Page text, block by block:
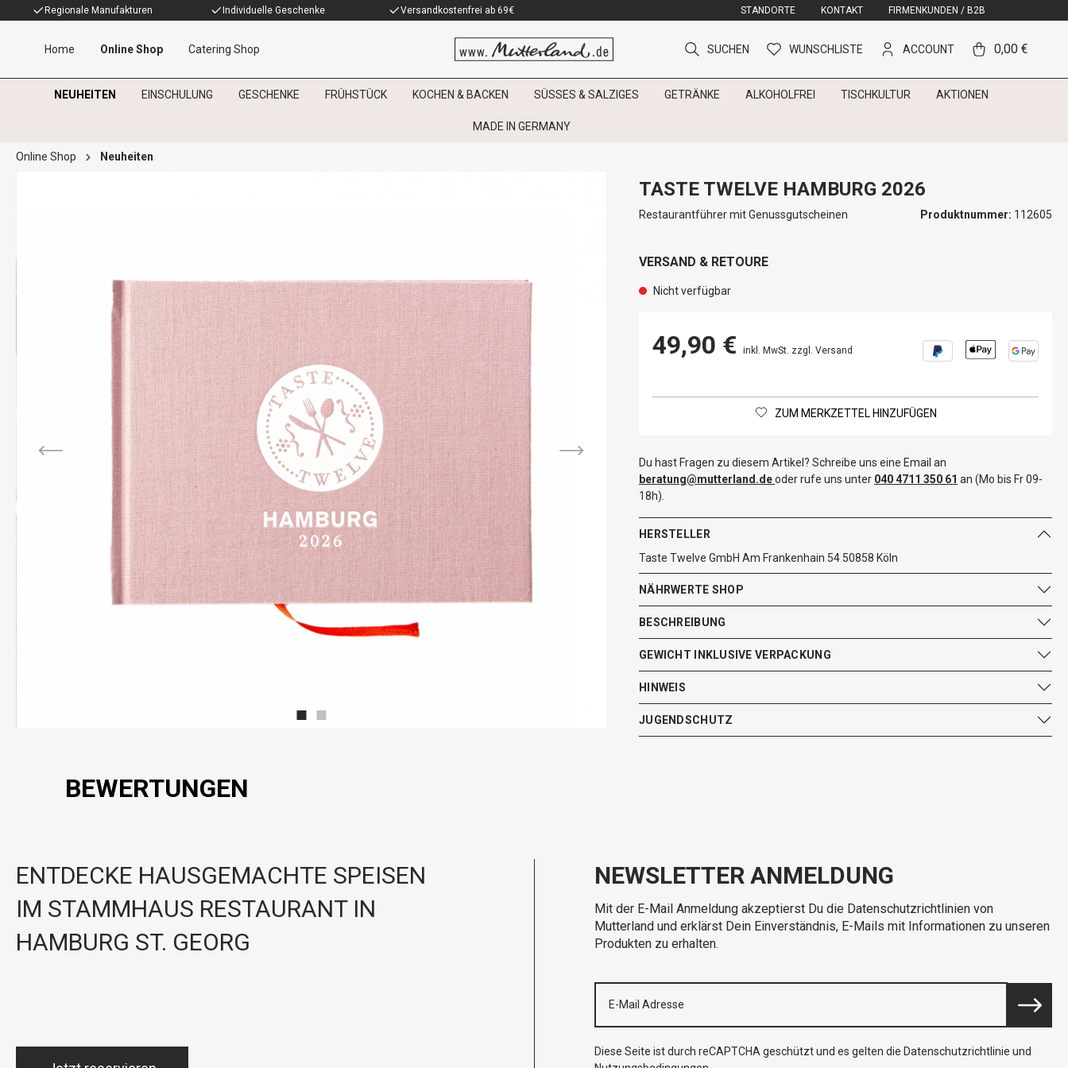
Regionale Manufakturen Individuelle Geschenke Versandkostenfrei ab 69€ STANDORTE KONTAKT FIRMENKUNDEN / B2B
Home Online Shop Catering Shop SUCHEN WUNSCHLISTE ACCOUNT 0,00 €
NEUHEITEN EINSCHULUNG GESCHENKE FRÜHSTÜCK KOCHEN & BACKEN SÜSSES & SALZIGES GETRÄNKE ALKOHOLFREI TISCHKULTUR AKTIONEN
MADE IN GERMANY
Online Shop Neuheiten
TASTE TWELVE HAMBURG 2026
Restaurantführer mit Genussgutscheinen Produktnummer: 112605
VERSAND & RETOURE
Nicht verfügbar
49,90 € inkl. MwSt. zzgl. Versand
ZUM MERKZETTEL HINZUFÜGEN
Du hast Fragen zu diesem Artikel? Schreibe uns eine Email an
beratung@mutterland.deoder rufe uns unter 040 4711 350 61 an (Mo bis Fr 09-
18h).
HERSTELLER
Taste Twelve GmbH Am Frankenhain 54 50858 Köln
NÄHRWERTE SHOP
BESCHREIBUNG
GEWICHT INKLUSIVE VERPACKUNG
HINWEIS
JUGENDSCHUTZ
BEWERTUNGEN
ENTDECKE HAUSGEMACHTE SPEISEN
IM STAMMHAUS RESTAURANT IN
HAMBURG ST. GEORG
NEWSLETTER ANMELDUNG
Mit der E-Mail Anmeldung akzeptierst Du die Datenschutzrichtlinien von
Mutterland und erklärst Dein Einverständnis, E-Mails mit Informationen zu unseren
Produkten zu erhalten.
Diese Seite ist durch reCAPTCHA geschützt und es gelten die Datenschutzrichtlinie und